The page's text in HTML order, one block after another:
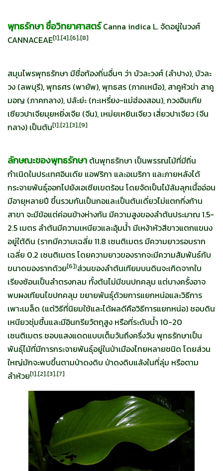
พุทธรักษา ชื่อวิทยาศาสตร์Canna indica L. จัดอยู่ในวงศ์
CANNACEAE[1],[4],[6],[8]
สมุนไพรพุทธรักษา มีชื่อท้องถิ่นอื่นๆ ว่า บัวละวงศ์ (ลำปาง), บัวละ
วง (ลพบุรี), พุทธศร (พายัพ), พุทธสร (ภาคเหนือ), สาคูหัวข่า สาคู
มอญ (ภาคกลาง), ปล้ะย่ะ (กะเหรี่ยง-แม่ฮ่องสอน), กวงอิมเกีย
เซียวปาเจียมุยหยิ่งเจีย (จีน), เหม่ยเหยินเจียว เสี่ยวปาเจียว (จีน
กลาง) เป็นต้น[1],[2],[3],[9]
ลักษณะของพุทธรักษา ต้นพุทธรักษา เป็นพรรณไม้ที่มีถิ่น
กำเนิดในประเทศอินเดีย แอฟริกา และอเมริกา และภายหลังได้
กระจายพันธุ์ออกไปยังเอเชียเขตร้อน โดยจัดเป็นไม้ล้มลุกเนื้ออ่อน
มีอายุหลายปี ขึ้นรวมกันเป็นกอและเป็นต้นเดี่ยวไม่แตกกิ่งก้าน
สาขา จะมีข้อแต่ค่อนข้างห่างกัน มีความสูงของลำต้นประมาณ 1.5-
2.5 เมตร ลำต้นมีความเหนียวและอุ้มน้ำ มีเหง้าหัวสีขาวแตกแขนง
อยู่ใต้ดิน (รากมีความเฉลี่ย 11.8 เซนติเมตร มีความยาวรอบราก
เฉลี่ย 0.2 เซนติเมตร โดยความยาวของรากจะมีความสัมพันธ์กับ
ขนาดของรากด้วย[6])ส่วนของลำต้นเทียมบนดินจะเกิดจากใบ
เรียงซ้อนเป็นลำตรงกลม ทั้งต้นไม่มีขนปกคลุม แต่บางครั้งอาจ
พบผงเทียนไขปกคลุม ขยายพันธุ์ด้วยการแยกหน่อและวิธีการ
เพาะเมล็ด (แต่วิธีที่นิยมใช้และได้ผลดีคือวิธีการแยกหน่อ) ชอบดิน
เหนียวชุ่มชื้นและมีอินทรียวัตถุสูง หรือที่ระดับน้ำ 10-20
เซนติเมตร ชอบแสงแดดแบบเต็มวันถึงครึ่งวัน พุทธรักษาเป็น
พันธุ์ไม้ที่มีการกระจายพันธุ์อยู่ในป่าเมืองไทยหลายชนิด โดยส่วน
ใหญ่มักจะพบขึ้นตามป่าดงดิบ ป่าดงดิบแล้งในที่ลุ่ม หรือตาม
ลำห้วย[1],[2],[3],[7]